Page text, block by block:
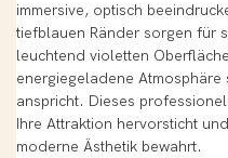
immersive, optisch
tiefblauen Ränder sorgen für
leuchtend violetten
energiegeladene
anspricht. Dieses
Ihre Attraktion hervorsticht
moderne Ästhetik bewahrt.